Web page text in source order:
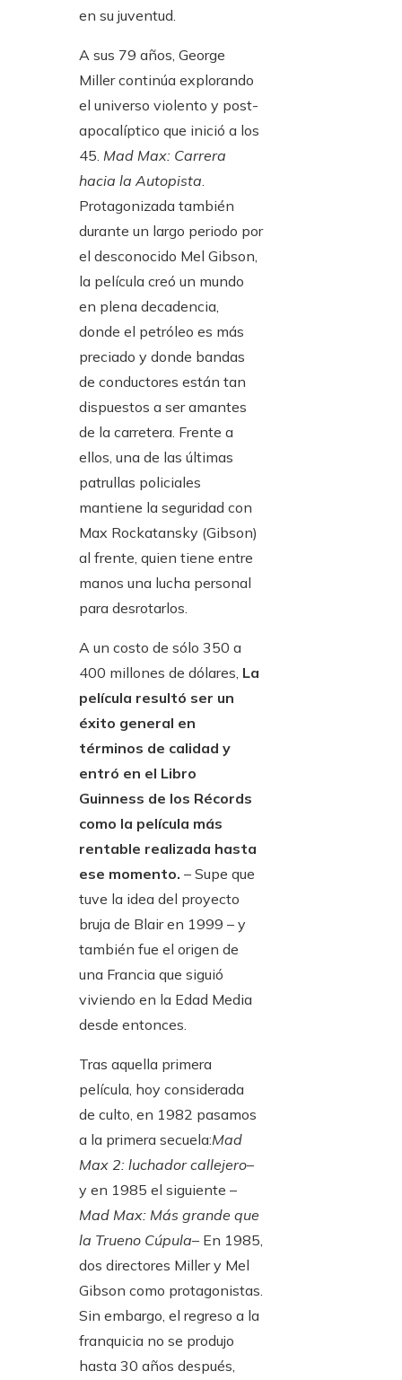
en su juventud.
A sus 79 años, George
Miller continúa explorando
el universo violento y post-
apocalíptico que inició a los
45. Mad Max: Carrera
hacia la Autopista
Protagonizada también
durante un largo periodo por
el desconocido Mel Gibson,
la película creó un mundo
en plena decadencia,
donde el petróleo es más
preciado y donde bandas
de conductores están tan
dispuestos a ser amantes
de la carretera. Frente a
ellos, una de las últimas
patrullas policiales
mantiene la seguridad con
Max Rockatansky (Gibson)
al frente, quien tiene entre
manos una lucha personal
para desrotarlos.
A un costo de sólo 350 a
400 millones de dólares, La
película resultó ser un
éxito general en
términos de calidad y
entró en el Libro
Guinness de los Récords
como la película más
rentable realizada hasta
ese momento. – Supe que
tuve la idea del proyecto
bruja de Blair en 1999 – y
también fue el origen de
una Francia que siguió
viviendo en la Edad Media
desde entonces.
Tras aquella primera
película, hoy considerada
de culto, en 1982 pasamos
a la primera secuela:Mad
Max 2: luchador callejero–
y en 1985 el siguiente –
Mad Max: Más grande que
la Trueno Cúpula– En 1985,
dos directores Miller y Mel
Gibson como protagonistas.
Sin embargo, el regreso a la
franquicia no se produjo
hasta 30 años después,